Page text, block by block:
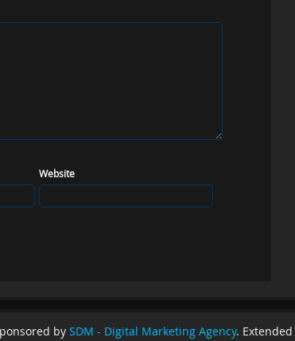
Website
by SDM - Digital Marketing Agency.